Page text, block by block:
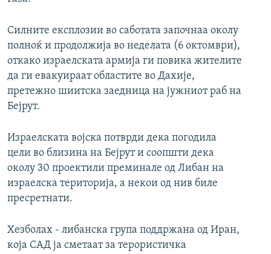
Силните експлозии во саботата започнаа околу
полноќ и продолжија во неделата (6 октомври),
откако израелската армија ги повика жителите
да ги евакуираат областите во Дахије,
претежно шиитска заедница на јужниот раб на
Бејрут.
Израелската војска потврди дека погодила
цели во близина на Бејрут и соопшти дека
околу 30 проектили преминале од Либан на
израелска територија, а некои од нив биле
пресретнати.
Хезболах - либанска група поддржана од Иран,
која САД ја сметаат за терористичка